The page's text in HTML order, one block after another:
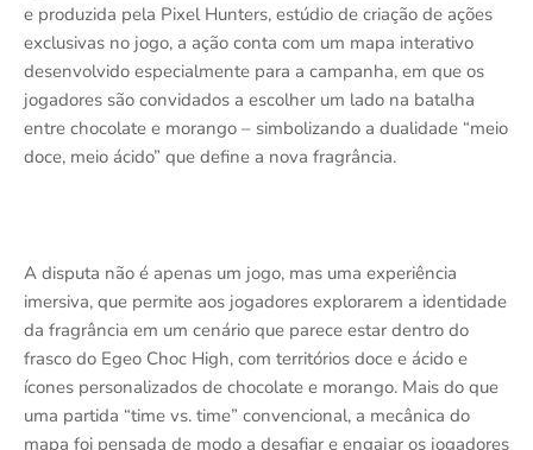
e produzida pela Pixel Hunters, estúdio de criação de ações
exclusivas no jogo, a ação conta com um mapa interativo
desenvolvido especialmente para a campanha, em que os
jogadores são convidados a escolher um lado na batalha
entre chocolate e morango – simbolizando a dualidade “meio
doce, meio ácido” que define a nova fragrância.
A disputa não é apenas um jogo, mas uma experiência
imersiva, que permite aos jogadores explorarem a identidade
da fragrância em um cenário que parece estar dentro do
frasco do Egeo Choc High, com territórios doce e ácido e
ícones personalizados de chocolate e morango. Mais do que
uma partida “time vs. time” convencional, a mecânica do
mapa foi pensada de modo a desafiar e engajar os jogadores